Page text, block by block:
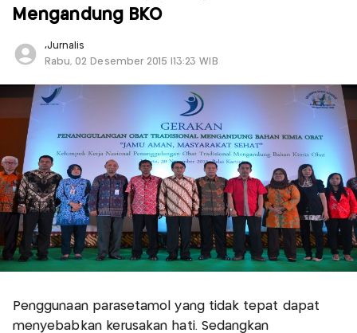
Mengandung BKO
,Jurnalis
Rabu, 02 Desember 2015 |13:23 WIB
Penggunaan parasetamol yang tidak tepat dapat
menyebabkan kerusakan hati. Sedangkan